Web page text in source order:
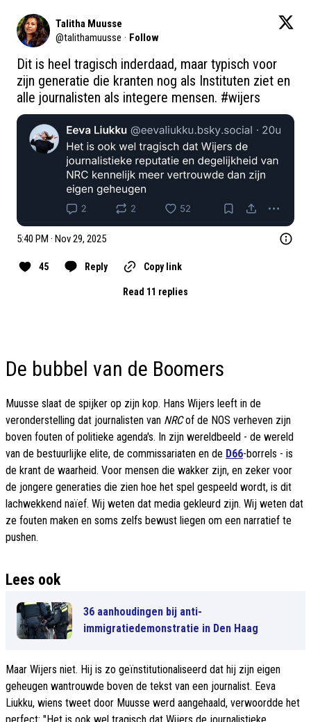
Talitha Muusse
@talithamuusse · Follow
Dit is heel tragisch inderdaad, maar typisch voor
zijn generatie die kranten nog als Instituten ziet en
alle journalisten als integere mensen. #wijers
5:40 PM · Nov 29, 2025
45 Reply Copy link
Read 11 replies
De bubbel van de Boomers
Muusse slaat de spijker op zijn kop. Hans Wijers leeft in de
veronderstelling dat journalisten van NRCof de NOS verheven zijn
boven fouten of politieke agenda's. In zijn wereldbeeld - de wereld
van de bestuurlijke elite, de commissariaten en de D66-borrels - is
de krant de waarheid. Voor mensen die wakker zijn, en zeker voor
de jongere generaties die zien hoe het spel gespeeld wordt, is dit
lachwekkend naïef. Wij weten dat media gekleurd zijn. Wij weten dat
ze fouten maken en soms zelfs bewust liegen om een narratief te
pushen.
Lees ook
36 aanhoudingen bij anti-
immigratiedemonstratie in Den Haag
Maar Wijers niet. Hij is zo geïnstitutionaliseerd dat hij zijn eigen
geheugen wantrouwde boven de tekst van een journalist. Eeva
Liukku, wiens tweet door Muusse werd aangehaald, verwoordde het